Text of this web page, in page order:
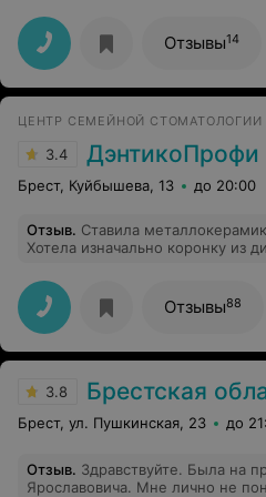
пришлось уйти! настроение
остался неприятный осадок!!!!!!!
Отзывы14
ЦЕНТР СЕМЕЙНОЙ СТОМАТОЛОГИИ
3.4 ДэнтикоПрофи
Брест, Куйбышева, 13 до 20:00
Отзыв. Ставила
Хотела изначально коронку из
Металлокерамика стала как
спасибо врачу Легун АВ, мастер
Отзывы88
3.8 Брестская областная
Брест, ул. Пушкинская, 23 до
Отзыв. Здравствуйте. Была на
Ярославовича. Мне лично не